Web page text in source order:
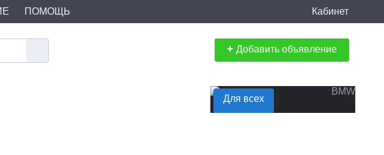
ПОМОЩЬ Кабинет
+ Добавить объявление
Для всех